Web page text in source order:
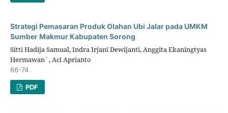
Strategi Pemasaran Produk Olahan Ubi Jalar pada UMKM
Sumber Makmur Kabupaten Sorong
Sitti Hadija Samual, Indra Irjani Dewijanti, Anggita Ekaningtyas
Hermawan`, Aci Aprianto
66-74
PDF